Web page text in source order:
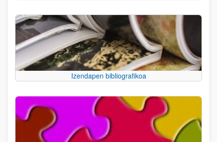
Izendapen bibliografikoa